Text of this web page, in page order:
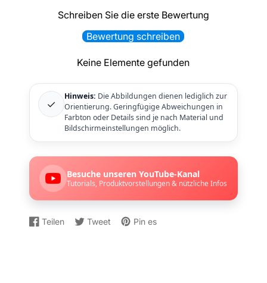
Schreiben Sie die erste Bewertung
Bewertung schreiben
Keine Elemente gefunden
✓
Hinweis: Die Abbildungen dienen lediglich zur
Orientierung. Geringfügige Abweichungen in
Farbton oder Details sind je nach Material und
Bildschirmeinstellungen möglich.
Besuche unseren YouTube-Kanal
Tutorials, Produktvorstellungen & nützliche Infos
Teilen
Auf
Wird
Tweet
Auf
Wird
Pin es
Auf
Wird